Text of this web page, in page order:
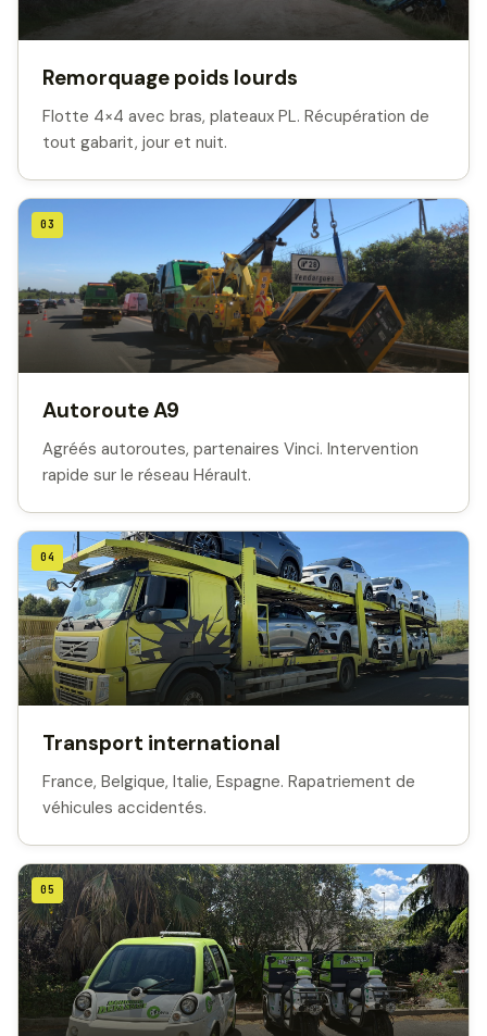
Remorquage poids lourds
Flotte 4×4 avec bras, plateaux PL. Récupération de
tout gabarit, jour et nuit.
03
Autoroute A9
Agréés autoroutes, partenaires Vinci. Intervention
rapide sur le réseau Hérault.
04
Transport international
France, Belgique, Italie, Espagne. Rapatriement de
véhicules accidentés.
05